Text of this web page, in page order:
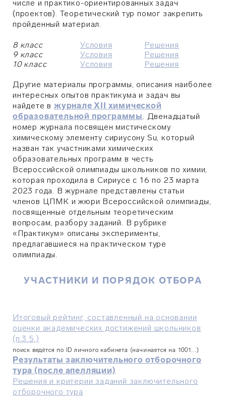
числе и практико-ориентированных задач
(проектов). Теоретический тур помог закрепить
пройденный материал.
8 класс Условия
Решения
9 класс
Условия
Решения
10 класс
Условия Решения
Другие материалы программы, описания наиболее
интересных опытов практикума и задач вы
найдете вжурнале XII химической
образовательной программы. Двенадцатый
номер журнала посвящен мистическому
химическому элементу сириусону Su, который
назван так участниками химических
образовательных программ в честь
Всероссийской олимпиады школьников по химии,
которая проходила в Сириусе с 16 по 23 марта
2023 года. В журнале представлены статьи
членов ЦПМК и жюри Всероссийской олимпиады,
посвященные отдельным теоретическим
вопросам, разбору заданий. В рубрике
«Практикум» описаны эксперименты,
предлагавшиеся на практическом туре
олимпиады.
УЧАСТНИКИ И ПОРЯДОК ОТБОРА
Итоговый рейтинг, составленный на основании
оценки академических достижений школьников
(п.3.5.)
поиск ведётся по ID личного кабинета (начинается на 1001...)
Результаты заключительного отборочного
тура (после апелляции)
Решения и критерии заданий заключительного
отборочного тура